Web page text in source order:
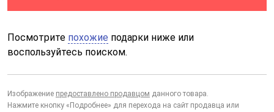
Посмотрите похожие подарки ниже или
воспользуйтесь поиском.
Изображение предоставлено продавцом данного товара.
Нажмите кнопку «Подробнее» для перехода на сайт продавца или